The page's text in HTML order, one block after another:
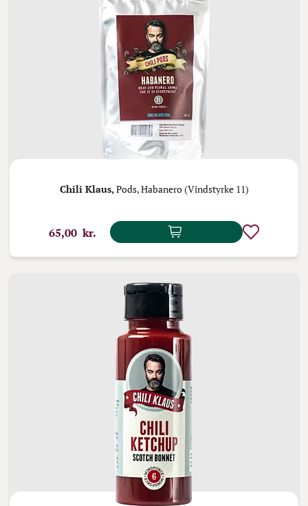
Chili Klaus, Pods, Habanero (Vindstyrke 11)
65,00 kr.